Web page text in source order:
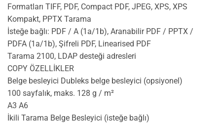
Formatları TIFF, PDF, Compact PDF, JPEG, XPS, XPS
Kompakt, PPTX Tarama
İsteğe bağlı: PDF / A (1a/1b), Aranabilir PDF / PPTX /
PDFA (1a/1b), Şifreli PDF, Linearised PDF
Tarama 2100, LDAP desteği adresleri
COPY ÖZELLİKLER
Belge besleyici Dubleks belge besleyici (opsiyonel)
100 sayfalık, maks. 128 g / m²
A3 A6
İkili Tarama Belge Besleyici (isteğe bağlı)